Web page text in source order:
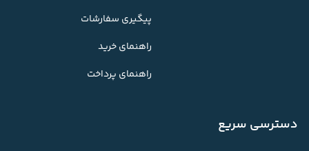
پیگیری سفارشات
راهنمای خرید
راهنمای پرداخت
دسترسی سریع